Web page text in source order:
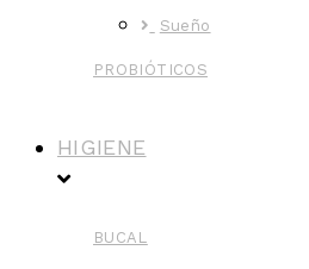
Sueño
PROBIÓTICOS
HIGIENE
BUCAL